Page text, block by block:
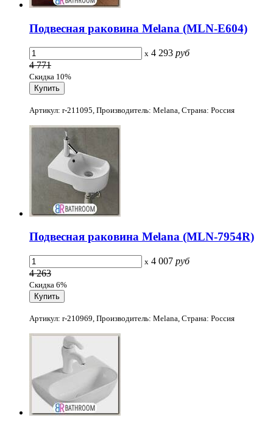
Подвесная раковина Melana (MLN-Е604)
x 4 293 руб
4 771
Скидка 10%
Артикул: r-211095, Производитель: Melana, Страна: Россия
Подвесная раковина Melana (MLN-7954R)
x 4 007 руб
4 263
Скидка 6%
Артикул: r-210969, Производитель: Melana, Страна: Россия